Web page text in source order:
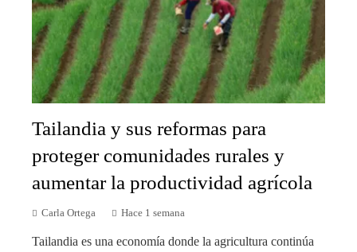
Tailandia y sus reformas para
proteger comunidades rurales y
aumentar la productividad agrícola
Carla Ortega Hace 1 semana
Tailandia es una economía donde la agricultura continúa